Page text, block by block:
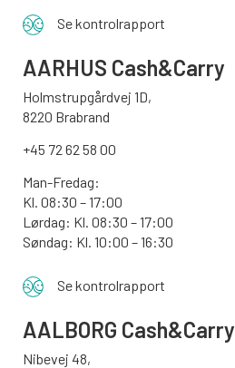
Se kontrolrapport
AARHUS Cash&Carry
Holmstrupgårdvej 1D,
8220 Brabrand
+45 72 62 58 00
Man-Fredag:
Kl. 08:30 – 17:00
Lørdag: Kl. 08:30 – 17:00
Søndag: Kl. 10:00 – 16:30
Se kontrolrapport
AALBORG Cash&Carry
Nibevej 48,